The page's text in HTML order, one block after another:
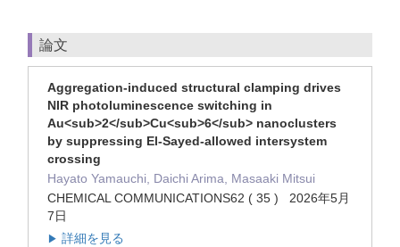
論文
Aggregation-induced structural clamping drives
NIR photoluminescence switching in
Au<sub>2</sub>Cu<sub>6</sub> nanoclusters
by suppressing El-Sayed-allowed intersystem
crossing
Hayato Yamauchi, Daichi Arima, Masaaki Mitsui
CHEMICAL COMMUNICATIONS62 ( 35 ) 2026年5月
7日
▶ 詳細を見る